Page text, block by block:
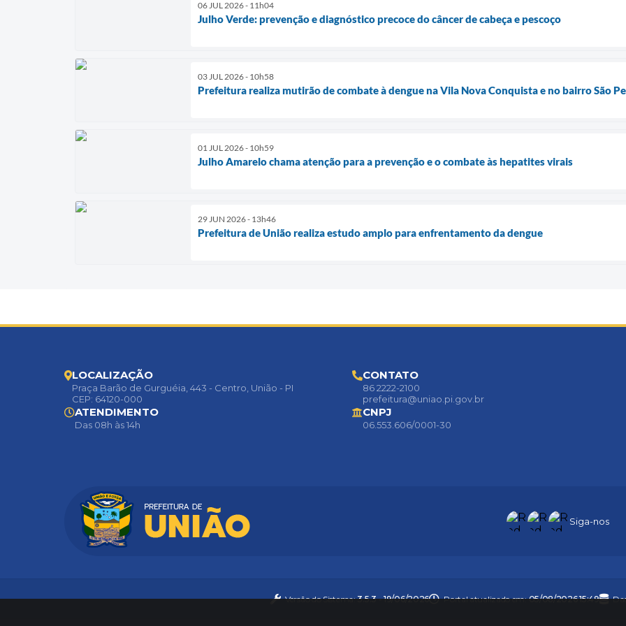
06 JUL 2026 - 11h04
Julho Verde: prevenção e diagnóstico precoce do câncer de cabeça e pescoço
03 JUL 2026 - 10h58
Prefeitura realiza mutirão de combate à dengue na Vila Nova Conquista e no bairro São
01 JUL 2026 - 10h59
Julho Amarelo chama atenção para a prevenção e o combate às hepatites virais
29 JUN 2026 - 13h46
Prefeitura de União realiza estudo amplo para enfrentamento da dengue
Siga-nos
LOCALIZAÇÃO
Praça Barão de Gurguéia, 443 - Centro, União - PI
CEP: 64120-000
CONTATO
86 2222-2100
prefeitura@uniao.pi.gov.br
ATENDIMENTO
Das 08h às 14h
CNPJ
06.553.606/0001-30
Versão do Sistema:3.5.3 - 19/06/2026 Portal atualizado em:05/08/2026 15:49